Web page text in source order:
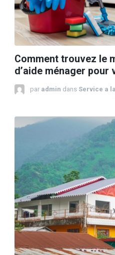
Comment trouvez le
d’aide ménager pour
par admin dans Service a